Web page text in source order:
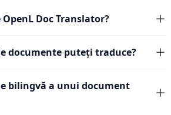
OpenL Doc Translator?
documente puteți traduce?
bilingvă a unui document